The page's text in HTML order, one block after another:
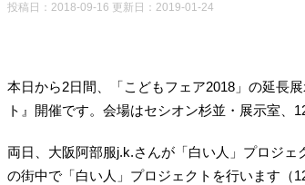
投稿日：2018-09-16 更新日： 2019-01-24
本日から2日間、「こどもフェア2018」の延長
ト』開催です。会場はセシオン杉並・展示室、
両日、大阪阿部服j.k.さんが「白い人」プロジ
の街中で「白い人」プロジェクトを行います（